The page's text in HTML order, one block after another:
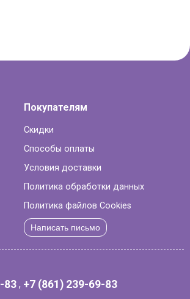
Покупателям
Скидки
Способы оплаты
Условия доставки
Политика обработки данных
Политика файлов Cookies
Написать письмо
83 , +7 (861) 239-69-83